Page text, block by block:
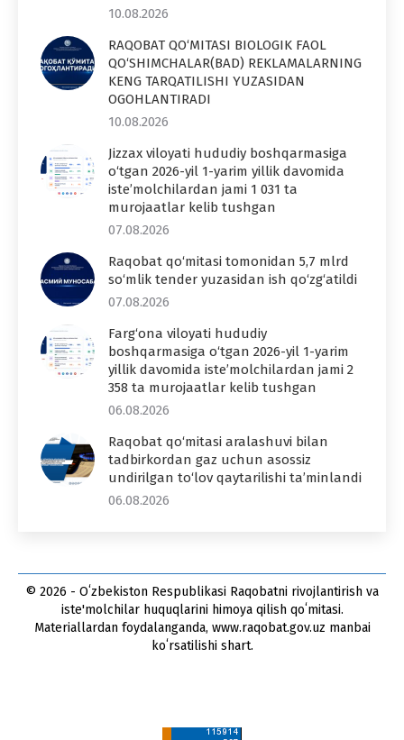
10.08.2026
RAQOBAT QO‘MITASI BIOLOGIK FAOL
QO‘SHIMCHALAR(BAD) REKLAMALARNING
KENG TARQATILISHI YUZASIDAN
OGOHLANTIRADI
10.08.2026
Jizzax viloyati hududiy boshqarmasiga
o‘tgan 2026-yil 1-yarim yillik davomida
iste’molchilardan jami 1 031 ta
murojaatlar kelib tushgan
07.08.2026
Raqobat qo‘mitasi tomonidan 5,7 mlrd
so‘mlik tender yuzasidan ish qo‘zg‘atildi
07.08.2026
Farg‘ona viloyati hududiy
boshqarmasiga o‘tgan 2026-yil 1-yarim
yillik davomida iste’molchilardan jami 2
358 ta murojaatlar kelib tushgan
06.08.2026
Raqobat qo‘mitasi aralashuvi bilan
tadbirkordan gaz uchun asossiz
undirilgan to‘lov qaytarilishi ta’minlandi
06.08.2026
© 2026 - Oʻzbekiston Respublikasi Raqobatni rivojlantirish va
iste'molchilar huquqlarini himoya qilish qoʻmitasi.
Materiallardan foydalanganda, www.raqobat.gov.uz manbai
koʻrsatilishi shart.